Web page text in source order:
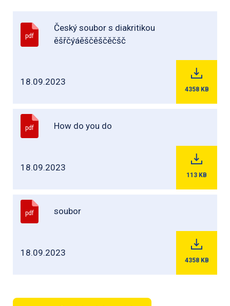
pdf
Český soubor s diakritikou
ěšřčýáěščěščěčšč
18.09.2023
4358 KB
pdf How do you do
18.09.2023
113 KB
pdf soubor
18.09.2023
4358 KB